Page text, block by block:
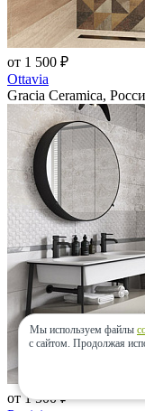
от 1 500 ₽
Ottavia
Gracia Ceramica,
от 1 500 ₽
Мы используем файлы
с сайтом. Продолжая